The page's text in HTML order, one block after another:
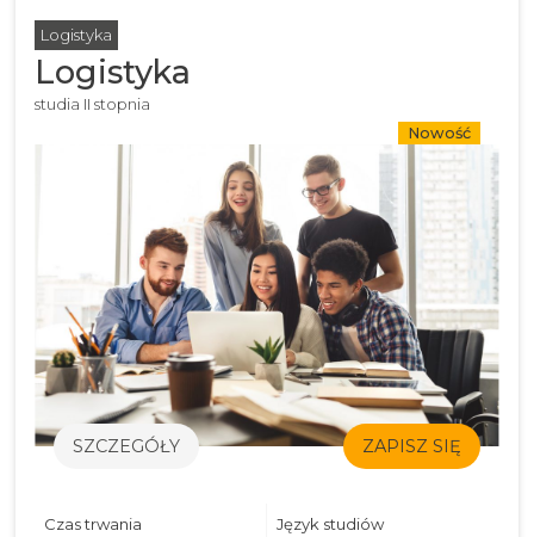
Logistyka
Logistyka
studia II stopnia
Nowość
SZCZEGÓŁY ZAPISZ SIĘ
Czas trwania Język studiów